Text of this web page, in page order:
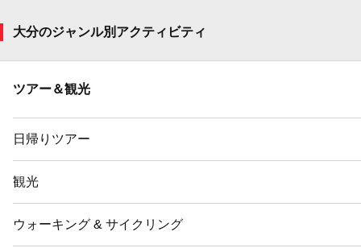
大分のジャンル別アクティビティ
ツアー＆観光
日帰りツアー
観光
ウォーキング & サイクリング